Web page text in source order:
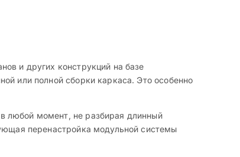
и других конструкций на базе
или полной сборки каркаса. Это особенно
любой момент, не разбирая длинный
перенастройка модульной системы